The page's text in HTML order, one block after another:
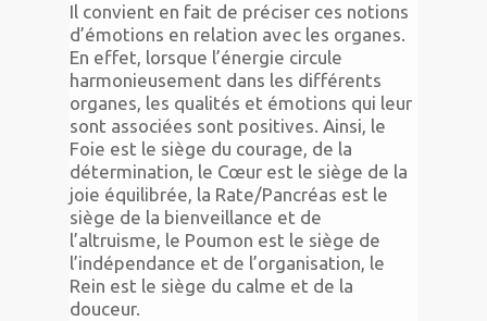
Il convient en fait de préciser ces notions
d’émotions en relation avec les organes.
En effet, lorsque l’énergie circule
harmonieusement dans les différents
organes, les qualités et émotions qui leur
sont associées sont positives. Ainsi, le
Foie est le siège du courage, de la
détermination, le Cœur est le siège de la
joie équilibrée, la Rate/Pancréas est le
siège de la bienveillance et de
l’altruisme, le Poumon est le siège de
l’indépendance et de l’organisation, le
Rein est le siège du calme et de la
douceur.